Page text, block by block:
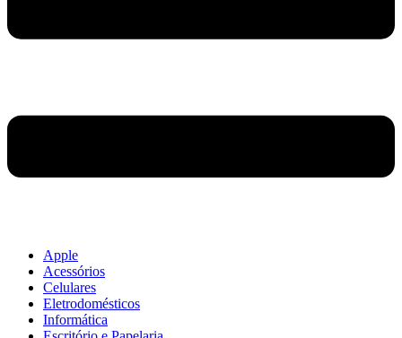
Apple
Acessórios
Celulares
Eletrodomésticos
Informática